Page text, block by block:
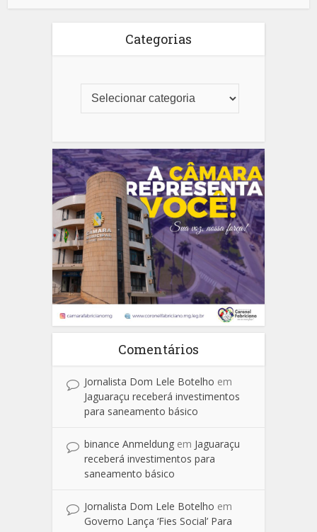
Categorias
Comentários
Jornalista Dom Lele Botelho em
Jaguaraçu receberá investimentos
para saneamento básico
binance Anmeldung em Jaguaraçu
receberá investimentos para
saneamento básico
Jornalista Dom Lele Botelho em
Governo Lança ‘Fies Social’ Para